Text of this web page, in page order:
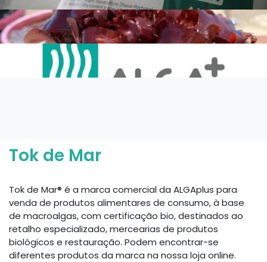
Tok de Mar
Tok de Mar® é a marca comercial da ALGAplus para
venda de produtos alimentares de consumo, à base
de macroalgas, com certificação bio, destinados ao
retalho especializado, mercearias de produtos
biológicos e restauração. Podem encontrar-se
diferentes produtos da marca na nossa loja online.